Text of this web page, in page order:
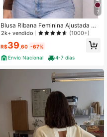
7
Blusa Ribana Feminina Ajustada Ma
nga Longa Moda Inverno 2026
2k+ vendido (1000+)
R$39 ,60 -67%
Envio Nacional
4-7 dias